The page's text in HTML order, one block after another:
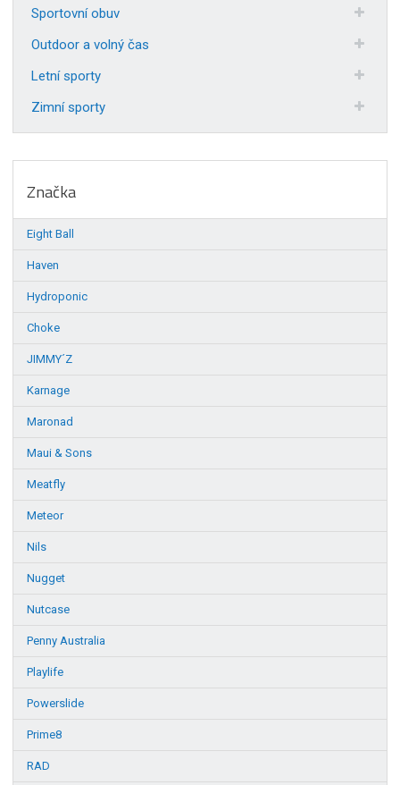
Sportovní obuv
Outdoor a volný čas
Letní sporty
Zimní sporty
Značka
Eight Ball
Haven
Hydroponic
Choke
JIMMY´Z
Karnage
Maronad
Maui & Sons
Meatfly
Meteor
Nils
Nugget
Nutcase
Penny Australia
Playlife
Powerslide
Prime8
RAD